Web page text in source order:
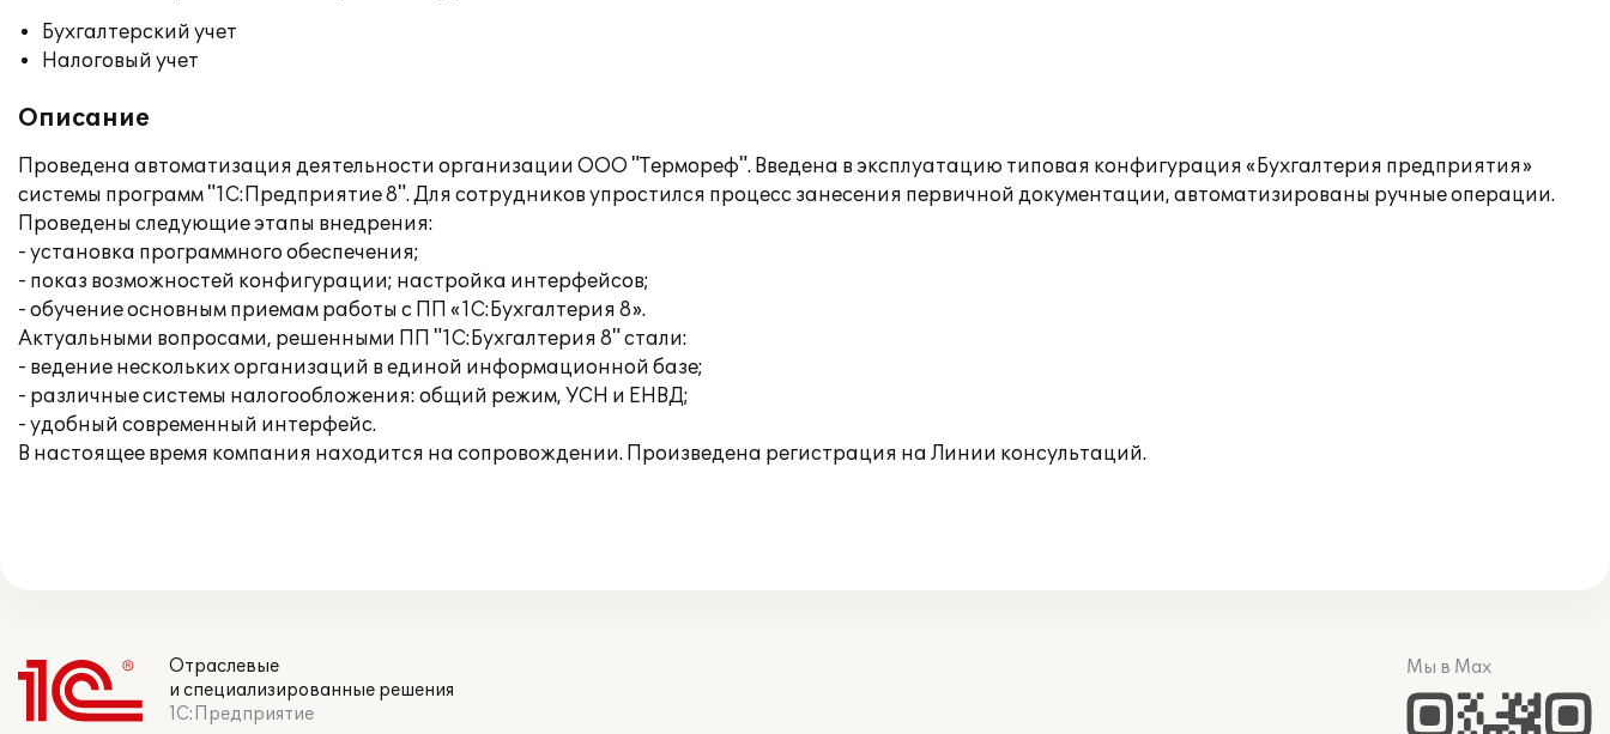
Бухгалтерский учет
Налоговый учет
Описание
Проведена автоматизация деятельности организации ООО "Термореф". Введена в эксплуатацию типовая конфигурация «Бухгалтерия предприятия»
системы программ "1С:Предприятие 8". Для сотрудников упростился процесс занесения первичной документации, автоматизированы ручные операции.
Проведены следующие этапы внедрения:
- установка программного обеспечения;
- показ возможностей конфигурации; настройка интерфейсов;
- обучение основным приемам работы с ПП «1С:Бухгалтерия 8».
Актуальными вопросами, решенными ПП "1С:Бухгалтерия 8" стали:
- ведение нескольких организаций в единой информационной базе;
- различные системы налогообложения: общий режим, УСН и ЕНВД;
- удобный современный интерфейс.
В настоящее время компания находится на сопровождении. Произведена регистрация на Линии консультаций.
Отраслевые
и специализированные решения
1С:Предприятие
Мы в Max